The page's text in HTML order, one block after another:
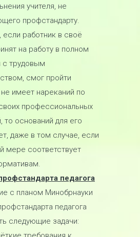
учителя, не
профстандарту.
работник в своё
на работу в полном
с трудовым
смог пройти
имеет нареканий по
профессиональных
то оснований для его
даже в том случае, если
мере соответствует
педагога
с планом Минобрнауки
педагога
следующие задачи: